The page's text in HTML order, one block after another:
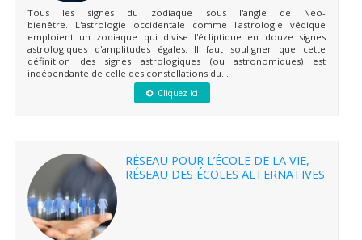
Tous les signes du zodiaque sous l'angle de Neo-
bienêtre. L'astrologie occidentale comme l'astrologie védique
emploient un zodiaque qui divise l'écliptique en douze signes
astrologiques d'amplitudes égales. Il faut souligner que cette
définition des signes astrologiques (ou astronomiques) est
indépendante de celle des constellations du...
Cliquez ici
RÉSEAU POUR L’ÉCOLE DE LA VIE,
RÉSEAU DES ÉCOLES ALTERNATIVES